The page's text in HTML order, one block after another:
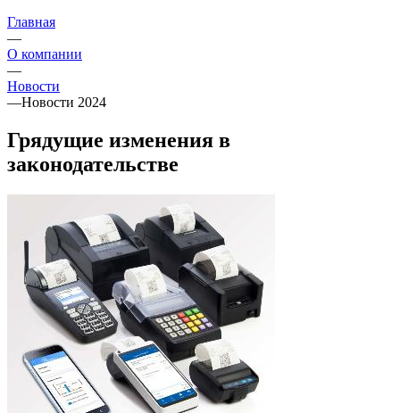
Главная
—
О компании
—
Новости
—Новости 2024
Грядущие изменения в
законодательстве